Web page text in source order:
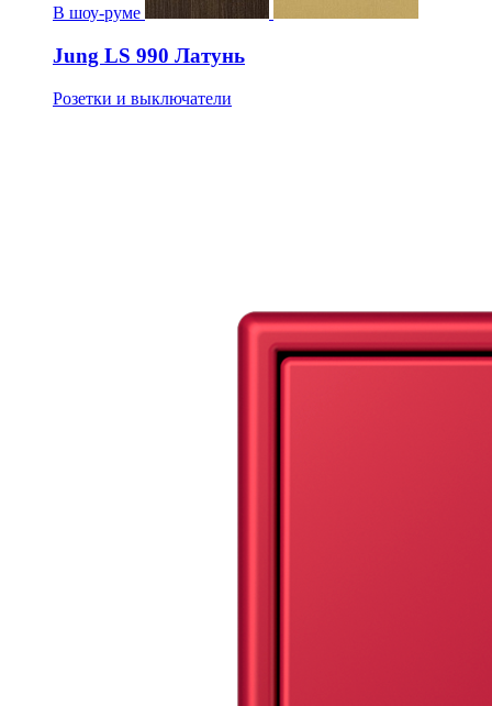
В шоу-руме
Jung LS 990 Латунь
Розетки и выключатели